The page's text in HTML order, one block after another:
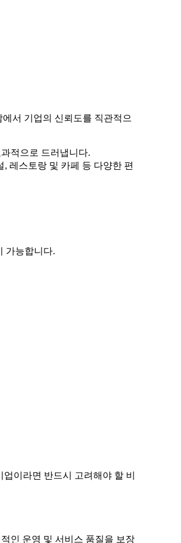
서 기업의 신뢰도를 직관적으
적으로 드러냅니다.
레스토랑 및 카페 등 다양한 편
가능합니다.
이라면 반드시 고려해야 할 비
인 운영 및 서비스 품질을 보장